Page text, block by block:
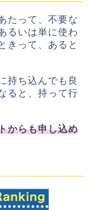
たって、不要な
るいは単に使わ
きって、あると
持ち込んでも良
ると、持って行
からも申し込め